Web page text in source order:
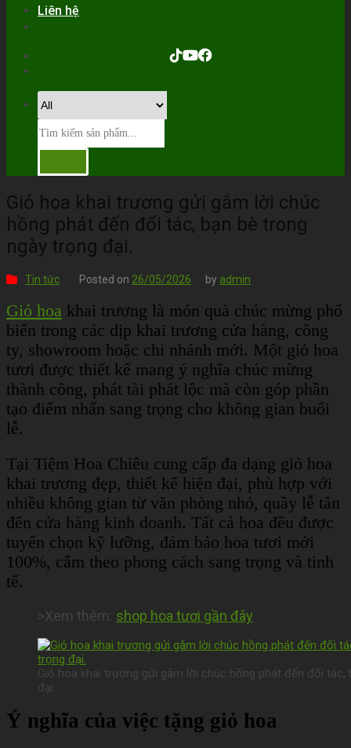
Liên hệ
Giỏ hoa khai trương gửi gắm lời chúc
hồng phát đến đối tác, bạn bè trong
ngày trọng đại.
Tin tức Posted on 26/05/2026 by admin
Giỏ hoa khai trương là món quà chúc mừng phổ
biến trong các dịp khai trương cửa hàng, công
ty, showroom hoặc chi nhánh mới. Một giỏ hoa
tươi được thiết kế mang ý nghĩa chúc mừng
thành công, phát tài phát lộc mà còn góp phần
tạo điểm nhấn sang trọng cho không gian buổi
lễ.
Tại Tiệm Hoa Chiêu cung cấp đa dạng giỏ hoa
khai trương đẹp, thiết kế hiện đại, phù hợp với
nhiều không gian từ văn phòng nhỏ, quầy lễ tân
đến cửa hàng kinh doanh. Tất cả hoa đều được
tuyển chọn kỹ lưỡng, đảm bảo hoa tươi mới
100%, cắm theo phong cách sang trọng và tinh
tế.
>Xem thêm: shop hoa tươi gần đây
Giỏ hoa khai trương gửi gắm lời chúc hồng phát đến đối tác,
đại.
Ý nghĩa của việc tặng giỏ hoa